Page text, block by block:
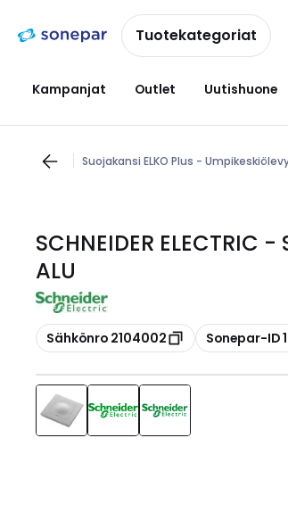
navigointiinsisältöönTuotekategoriat
Kampanjat Outlet Uutishuone
Suojakansi ELKO Plus - Umpikeskiölevy
SCHNEIDER
ALU
Kopioi
Sähkönro 2104002 Kopioi
Sonepar-ID